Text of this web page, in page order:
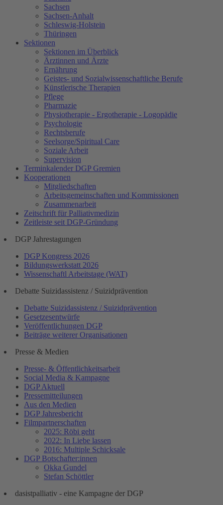
Sachsen
Sachsen-Anhalt
Schleswig-Holstein
Thüringen
Sektionen
Sektionen im Überblick
Ärztinnen und Ärzte
Ernährung
Geistes- und Sozialwissenschaftliche Berufe
Künstlerische Therapien
Pflege
Pharmazie
Physiotherapie - Ergotherapie - Logopädie
Psychologie
Rechtsberufe
Seelsorge/Spiritual Care
Soziale Arbeit
Supervision
Terminkalender DGP Gremien
Kooperationen
Mitgliedschaften
Arbeitsgemeinschaften und Kommissionen
Zusammenarbeit
Zeitschrift für Palliativmedizin
Zeitleiste seit DGP-Gründung
DGP Jahrestagungen
DGP Kongress 2026
Bildungswerkstatt 2026
Wissenschaftl Arbeitstage (WAT)
Debatte Suizidassistenz / Suizidprävention
Debatte Suizidassistenz / Suizidprävention
Gesetzesentwürfe
Veröffentlichungen DGP
Beiträge weiterer Organisationen
Presse & Medien
Presse- & Öffentlichkeitsarbeit
Social Media & Kampagne
DGP Aktuell
Pressemitteilungen
Aus den Medien
DGP Jahresbericht
Filmpartnerschaften
2025: Röbi geht
2022: In Liebe lassen
2016: Multiple Schicksale
DGP Botschafter:innen
Okka Gundel
Stefan Schöttler
dasistpalliativ - eine Kampagne der DGP